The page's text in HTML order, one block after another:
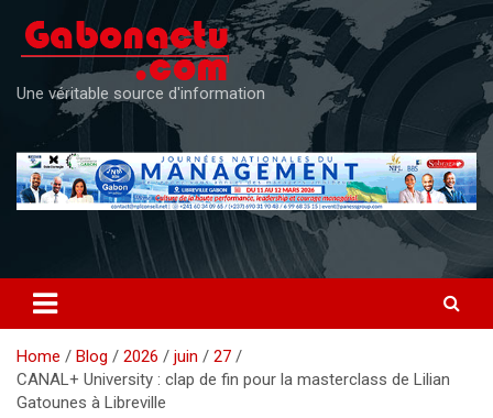
content
Une véritable source d'information
Home Blog 2026 juin
27
CANAL+ University : clap de fin pour la masterclass de Lilian
Gatounes à Libreville